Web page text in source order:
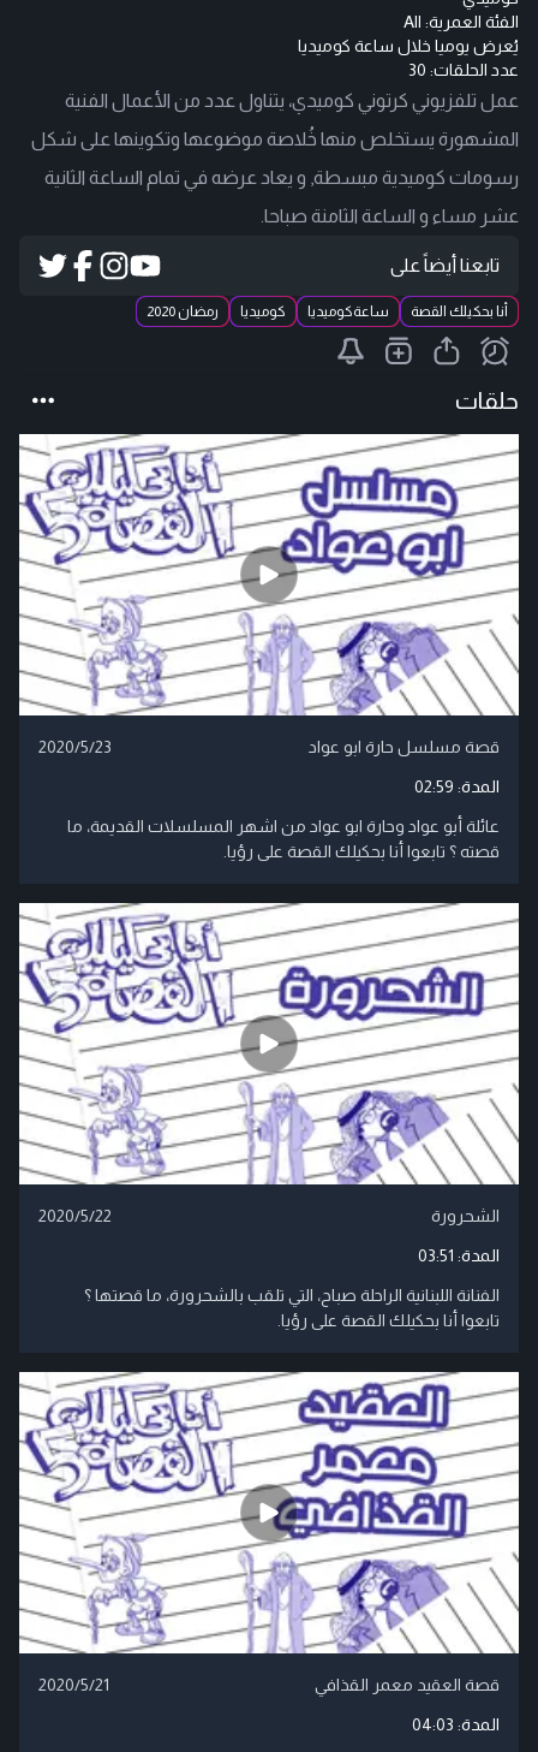
الفئة العمرية: All
يُعرض يوميا خلال ساعة كوميديا
عدد الحلقات: 30
عمل تلفزيوني كرتوني كوميدي، يتناول عدد من الأعمال الفنية
المشهورة يستخلص منها خُلاصة موضوعها وتكوينها على شكل
رسومات كوميدية مبسطة, و يعاد عرضه في تمام الساعة الثانية
عشر مساء و الساعة الثامنة صباحا.
تابعنا أيضاً على
أنا بحكيلك القصة ساعةكوميديا كوميديا رمضان 2020
حلقات
قصة مسلسل حارة ابو عواد 2020/5/23
المدة: 02:59
عائلة أبو عواد وحارة ابو عواد من اشهر المسلسلات القديمة، ما
قصته ؟ تابعوا أنا بحكيلك القصة على رؤيا.
الشحرورة 2020/5/22
المدة: 03:51
الفنانة اللبنانية الراحلة صباح، التي تلقب بالشحرورة، ما قصتها ؟
تابعوا أنا بحكيلك القصة على رؤيا.
قصة العقيد معمر القذافي 2020/5/21
المدة: 04:03